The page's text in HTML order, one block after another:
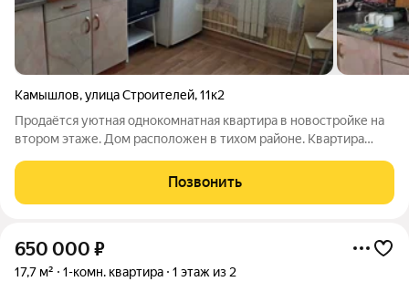
Камышлов,улица Строителей,11к2
Продаётся уютная однокомнатная квартира в новостройке на
втором этаже. Дом расположен в тихом районе. Квартира
всегда тихо и светло. Рядом находится детский сад, несколько
сетевых магазинов и
Позвонить
650 000 ₽
17,7 м² 1-комн. квартира 1 этаж из 2